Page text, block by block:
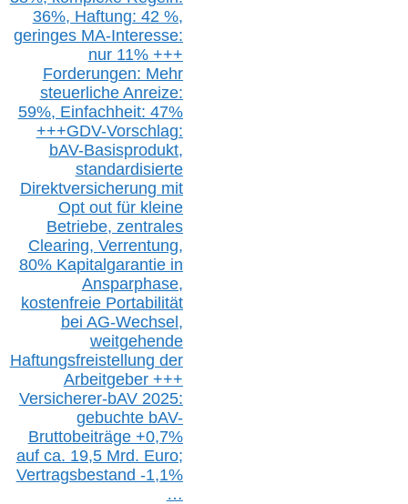
36%, Haftung: 42 %,
geringes MA-Interesse:
nur 11% +++
Forderungen: Mehr
steuerliche Anreize:
59%, Einfachheit: 47%
+++GDV-Vorschlag:
bAV-Basisprodukt,
standardisierte
Direktversicherung mit
Opt outfür kleine
Betriebe, zentrales
Clearing, Verrentung,
80% Kapitalgarantie in
Ansparphase,
kostenfreie Portabilität
bei AG-Wechsel,
weitgehende
Haftungsfreistellung der
Arbeitgeber +++
Versicherer-bAV2025:
gebuchte bAV-
Bruttobeiträge +0,7%
auf ca. 19,5 Mrd. Euro;
Vertragsbestand -1,1%
…